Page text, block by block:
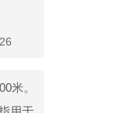
米。